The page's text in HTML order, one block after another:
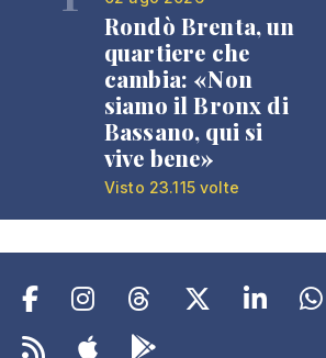
Rondò Brenta, un
quartiere che
cambia: «Non
siamo il Bronx di
Bassano, qui si
vive bene»
Visto 23.115 volte